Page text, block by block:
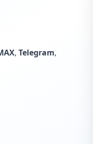
, Telegram,